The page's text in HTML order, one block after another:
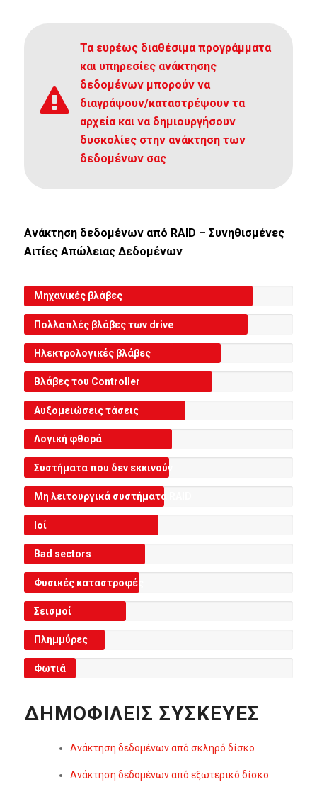
Τα ευρέως διαθέσιμα προγράμματα
και υπηρεσίες ανάκτησης
δεδομένων μπορούν να
διαγράψουν/καταστρέψουν τα
αρχεία και να δημιουργήσουν
δυσκολίες στην ανάκτηση των
δεδομένων σας
Ανάκτηση δεδομένων από RAID – Συνηθισμένες
Αιτίες Απώλειας Δεδομένων
Μηχανικές βλάβες
Πολλαπλές βλάβες των drive
Ηλεκτρολογικές βλάβες
Βλάβες του Controller
Αυξομειώσεις τάσεις
Λογική φθορά
Συστήματα που δεν εκκινούν
Μη λειτουργικά συστήματα RAID
Ιοί
Bad sectors
Φυσικές καταστροφές
Σεισμοί
Πλημμύρες
Φωτιά
ΔΗΜΟΦΙΛΕΊΣ ΣΥΣΚΕΥΈΣ
Ανάκτηση δεδομένων από σκληρό δίσκο
Ανάκτηση δεδομένων από εξωτερικό δίσκο